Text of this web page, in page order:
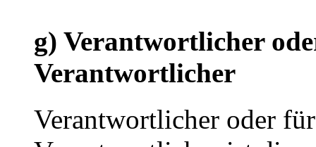
g) Verantwortlicher
Verantwortlicher
Verantwortlicher oder